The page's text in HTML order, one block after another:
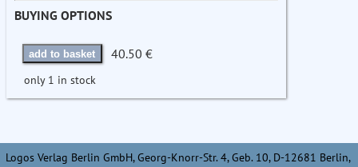
BUYING OPTIONS
add to basket 40.50 €
only 1 in stock
Logos Verlag Berlin GmbH, Georg-Knorr-Str. 4, Geb. 10, D-12681 Berlin,